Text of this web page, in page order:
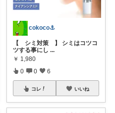
cokoco⚓︎
【 シミ対策 】 シミはコツコ
ツする事にし ...
￥ 1,980
0 0 6
コレ いいね